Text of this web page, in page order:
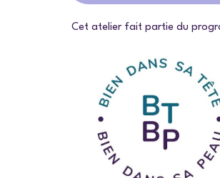
Cet atelier fait partie du